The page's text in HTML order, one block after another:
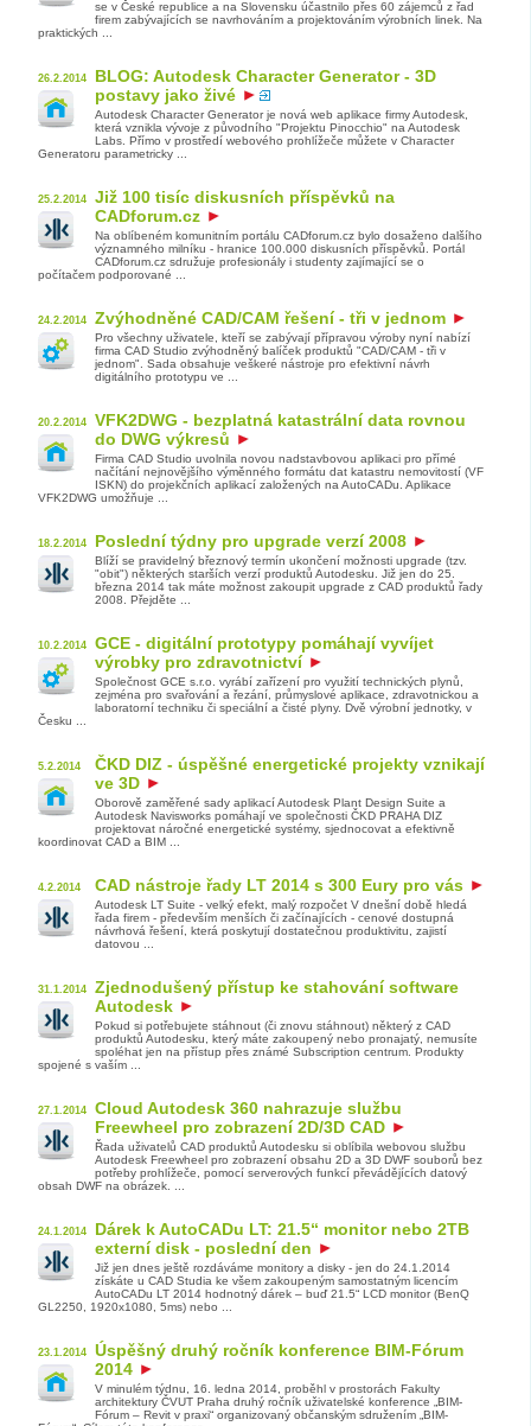
se v České republice a na Slovensku účastnilo přes 60 zájemců z řad
firem zabývajících se navrhováním a projektováním výrobních linek. Na
praktických ...
26.2.2014
BLOG: Autodesk Character Generator - 3D
postavy jako živé
Autodesk Character Generator je nová web aplikace firmy Autodesk,
která vznikla vývoje z původního "Projektu Pinocchio" na Autodesk
Labs. Přímo v prostředí webového prohlížeče můžete v Character
Generatoru parametricky ...
25.2.2014
Již 100 tisíc diskusních příspěvků na
CADforum.cz
Na oblíbeném komunitním portálu CADforum.cz bylo dosaženo dalšího
významného milníku - hranice 100.000 diskusních příspěvků. Portál
CADforum.cz sdružuje profesionály i studenty zajímající se o
počítačem podporované ...
24.2.2014 Zvýhodněné CAD/CAM řešení - tři v jednom
Pro všechny uživatele, kteří se zabývají přípravou výroby nyní nabízí
firma CAD Studio zvýhodněný balíček produktů "CAD/CAM - tři v
jednom". Sada obsahuje veškeré nástroje pro efektivní návrh
digitálního prototypu ve ...
20.2.2014
VFK2DWG - bezplatná katastrální data rovnou
do DWG výkresů
Firma CAD Studio uvolnila novou nadstavbovou aplikaci pro přímé
načítání nejnovějšího výměnného formátu dat katastru nemovitostí (VF
ISKN) do projekčních aplikací založených na AutoCADu. Aplikace
VFK2DWG umožňuje ...
18.2.2014 Poslední týdny pro upgrade verzí 2008
Blíží se pravidelný březnový termín ukončení možnosti upgrade (tzv.
"obit") některých starších verzí produktů Autodesku. Již jen do 25.
března 2014 tak máte možnost zakoupit upgrade z CAD produktů řady
2008. Přejděte ...
10.2.2014
GCE - digitální prototypy pomáhají vyvíjet
výrobky pro zdravotnictví
Společnost GCE s.r.o. vyrábí zařízení pro využití technických plynů,
zejména pro svařování a řezání, průmyslové aplikace, zdravotnickou a
laboratorní techniku či speciální a čisté plyny. Dvě výrobní jednotky, v
Česku ...
5.2.2014
ČKD DIZ - úspěšné energetické projekty vznikají
ve 3D
Oborově zaměřené sady aplikací Autodesk Plant Design Suite a
Autodesk Navisworks pomáhají ve společnosti ČKD PRAHA DIZ
projektovat náročné energetické systémy, sjednocovat a efektivně
koordinovat CAD a BIM ...
4.2.2014 CAD nástroje řady LT 2014 s 300 Eury pro vás
Autodesk LT Suite - velký efekt, malý rozpočet V dnešní době hledá
řada firem - především menších či začínajících - cenové dostupná
návrhová řešení, která poskytují dostatečnou produktivitu, zajistí
datovou ...
31.1.2014
Zjednodušený přístup ke stahování software
Autodesk
Pokud si potřebujete stáhnout (či znovu stáhnout) některý z CAD
produktů Autodesku, který máte zakoupený nebo pronajatý, nemusíte
spoléhat jen na přístup přes známé Subscription centrum. Produkty
spojené s vaším ...
27.1.2014
Cloud Autodesk 360 nahrazuje službu
Freewheel pro zobrazení 2D/3D CAD
Řada uživatelů CAD produktů Autodesku si oblíbila webovou službu
Autodesk Freewheel pro zobrazení obsahu 2D a 3D DWF souborů bez
potřeby prohlížeče, pomocí serverových funkcí převádějících datový
obsah DWF na obrázek. ...
24.1.2014
Dárek k AutoCADu LT: 21.5“ monitor nebo 2TB
externí disk - poslední den
Již jen dnes ještě rozdáváme monitory a disky - jen do 24.1.2014
získáte u CAD Studia ke všem zakoupeným samostatným licencím
AutoCADu LT 2014 hodnotný dárek – buď 21.5“ LCD monitor (BenQ
GL2250, 1920x1080, 5ms) nebo ...
23.1.2014
Úspěšný druhý ročník konference BIM-Fórum
2014
V minulém týdnu, 16. ledna 2014, proběhl v prostorách Fakulty
architektury ČVUT Praha druhý ročník uživatelské konference „BIM-
Fórum – Revit v praxi“ organizovaný občanským sdružením „BIM-